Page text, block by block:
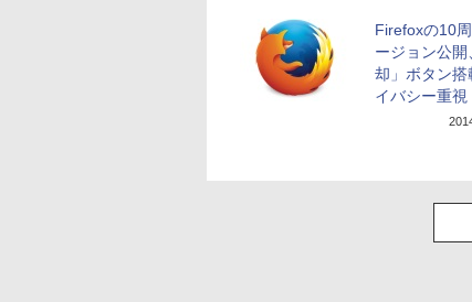
Firefoxの10
ージョン公開
却」ボタン搭
イバシー重視